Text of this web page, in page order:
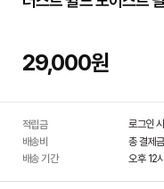
29,000원
적립금
로그인
배송비
총 결제
배송 기간
오후 12